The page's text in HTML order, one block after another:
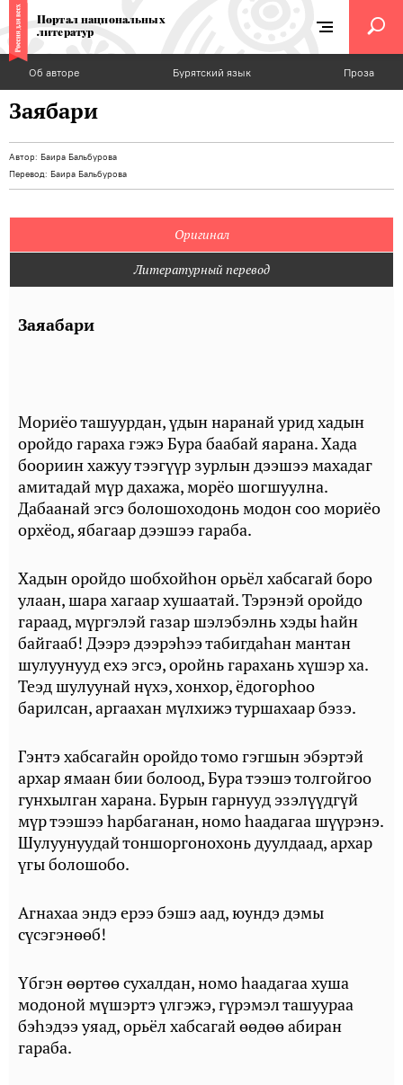
Портал национальных
литератур
Об авторе Бурятский язык Проза
Заябари
Автор: Баира Бальбурова
Перевод: Баира Бальбурова
Оригинал
Литературный перевод
Заяабари
Мориёо ташуурдан, үдын наранай урид хадын
оройдо гараха гэжэ Бура баабай яарана. Хада
боориин хажуу тээгүүр зурлын дээшээ махадаг
амитадай мүр дахажа, морёо шогшуулна.
Дабаанай эгсэ болошоходонь модон соо мориёо
орхёод, ябагаар дээшээ гараба.
Хадын оройдо шобхойһон орьёл хабсагай боро
улаан, шара хагаар хушаатай. Тэрэнэй оройдо
гараад, мүргэлэй газар шэлэбэлнь хэды һайн
байгааб! Дээрэ дээрэһээ табигдаһан мантан
шулуунууд ехэ эгсэ, оройнь гарахань хүшэр ха.
Теэд шулуунай нүхэ, хонхор, ёдогорһоо
барилсан, аргаахан мүлхижэ туршахаар бэзэ.
Гэнтэ хабсагайн оройдо томо гэгшын эбэртэй
архар ямаан бии болоод, Бура тээшэ толгойгоо
гунхылган харана. Бурын гарнууд эзэлүүдгүй
мүр тээшээ һарбаганан, номо һаадагаа шүүрэнэ.
Шулуунуудай тоншоргонохонь дуулдаад, архар
үгы болошобо.
Агнахаа эндэ ерээ бэшэ аад, юундэ дэмы
сүсэгэнөөб!
Үбгэн өөртөө сухалдан, номо һаадагаа хуша
модоной мүшэртэ үлгэжэ, гүрэмэл ташуураа
бэһэдээ уяад, орьёл хабсагай өөдөө абиран
гараба.